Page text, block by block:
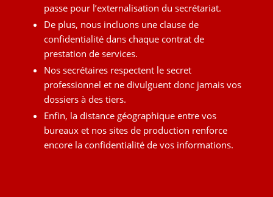
passe pour l’externalisation du secrétariat.
De plus, nous incluons une clause de
confidentialité dans chaque contrat de
prestation de services.
Nos secrétaires respectent le secret
professionnel et ne divulguent donc jamais vos
dossiers à des tiers.
Enfin, la distance géographique entre vos
bureaux et nos sites de production renforce
encore la confidentialité de vos informations.